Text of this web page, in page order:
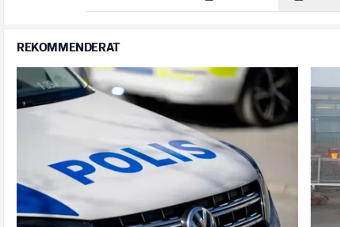
REKOMMENDERAT